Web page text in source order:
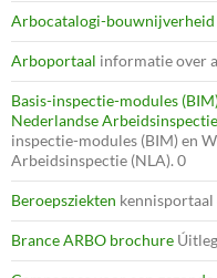
Arbocatalogi-bouwnijverheid
Arboportaal informatie over
Basis-inspectie-modules
Nederlandse Arbeidsinspectie
inspectie-modules (BIM) en
Arbeidsinspectie (NLA). 0
Beroepsziekten kennisportaal
Brance ARBO brochure